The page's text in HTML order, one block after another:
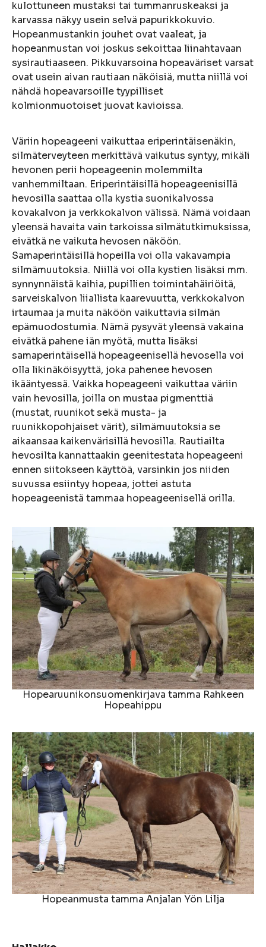
kulottuneen mustaksi tai tummanruskeaksi ja
karvassa näkyy usein selvä papurikkokuvio.
Hopeanmustankin jouhet ovat vaaleat, ja
hopeanmustan voi joskus sekoittaa liinahtavaan
sysirautiaaseen. Pikkuvarsoina hopeaväriset varsat
ovat usein aivan rautiaan näköisiä, mutta niillä voi
nähdä hopeavarsoille tyypilliset
kolmionmuotoiset juovat kavioissa.
Väriin hopeageeni vaikuttaa eriperintäisenäkin,
silmäterveyteen merkittävä vaikutus syntyy, mikäli
hevonen perii hopeageenin molemmilta
vanhemmiltaan. Eriperintäisillä hopeageenisillä
hevosilla saattaa olla kystia suonikalvossa
kovakalvon ja verkkokalvon välissä. Nämä voidaan
yleensä havaita vain tarkoissa silmätutkimuksissa,
eivätkä ne vaikuta hevosen näköön.
Samaperintäisillä hopeilla voi olla vakavampia
silmämuutoksia. Niillä voi olla kystien lisäksi mm.
synnynnäistä kaihia, pupillien toimintahäiriöitä,
sarveiskalvon liiallista kaarevuutta, verkkokalvon
irtaumaa ja muita näköön vaikuttavia silmän
epämuodostumia. Nämä pysyvät yleensä vakaina
eivätkä pahene iän myötä, mutta lisäksi
samaperintäisellä hopeageenisellä hevosella voi
olla likinäköisyyttä, joka pahenee hevosen
ikääntyessä. Vaikka hopeageeni vaikuttaa väriin
vain hevosilla, joilla on mustaa pigmenttiä
(mustat, ruunikot sekä musta- ja
ruunikkopohjaiset värit), silmämuutoksia se
aikaansaa kaikenvärisillä hevosilla. Rautiailta
hevosilta kannattaakin geenitestata hopeageeni
ennen siitokseen käyttöä, varsinkin jos niiden
suvussa esiintyy hopeaa, jottei astuta
hopeageenistä tammaa hopeageenisellä orilla.
Hopearuunikonsuomenkirjava tamma Rahkeen
Hopeahippu
Hopeanmusta tamma Anjalan Yön Lilja